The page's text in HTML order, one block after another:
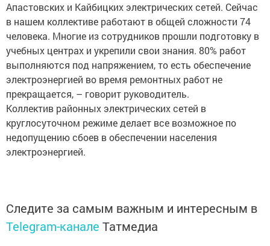
Апастовских и Кайбицких электрических сетей. Сейчас
в нашем коллективе работают в общей сложности 74
человека. Многие из сотрудников прошли подготовку в
учебных центрах и укрепили свои знания. 80% работ
выполняются под напряжением, то есть обеспечение
электроэнергией во время ремонтных работ не
прекращается, – говорит руководитель.
Коллектив районных электрических сетей в
круглосуточном режиме делает все возможное по
недопущению сбоев в обеспечении населения
электроэнергией.
Следите за самым важным и интересным в
Telegram-канале Татмедиа